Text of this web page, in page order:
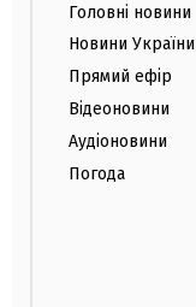
Головні новини
Новини України
Прямий ефір
Відеоновини
Аудіоновини
Погода